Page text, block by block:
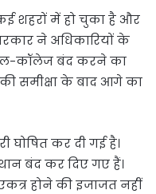
शहरों में हो चुका है और
ने अधिकारियों के
कॉलेज बंद करने का
की समीक्षा के बाद आगे का
घोषित कर दी गई है।
बंद कर दिए गए हैं।
होने की इजाजत नहीं